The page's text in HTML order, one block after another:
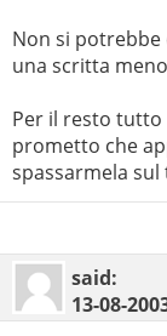
Non si
una scritta
Per il resto tutto
prometto che
spassarmela sul
said:
13-08-